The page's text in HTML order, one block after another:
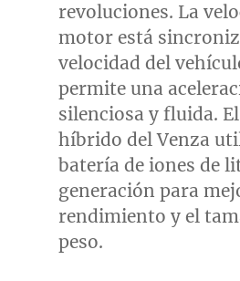
revoluciones. La
motor está
velocidad del
permite una
silenciosa y fluida.
híbrido del Venza
batería de iones de
generación para
rendimiento y el
peso.